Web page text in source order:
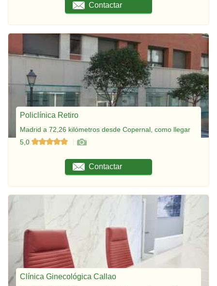
Contactar
Policlínica Retiro
Madrid a 72,26 kilómetros desde Copernal, como llegar
5,0
Contactar
Clínica Ginecológica Callao